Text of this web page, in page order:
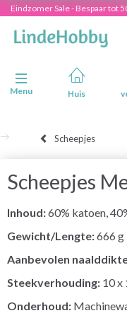
Eindzomer Sale - Bespaar tot
Navigatie in-/uitschakelen
Menu
Huis
Scheepjes
Scheepjes
Inhoud:60% katoen,
Gewicht/Lengte:666 g
Aanbevolen
Steekverhouding: 10 x
Onderhoud: